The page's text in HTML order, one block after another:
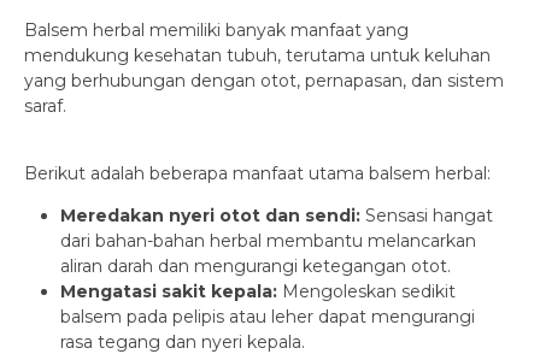
Balsem herbal memiliki banyak manfaat yang
mendukung kesehatan tubuh, terutama untuk keluhan
yang berhubungan dengan otot, pernapasan, dan sistem
saraf.
Berikut adalah beberapa manfaat utama balsem herbal:
Meredakan nyeri otot dan sendi: Sensasi hangat
dari bahan-bahan herbal membantu melancarkan
aliran darah dan mengurangi ketegangan otot.
Mengatasi sakit kepala: Mengoleskan sedikit
balsem pada pelipis atau leher dapat mengurangi
rasa tegang dan nyeri kepala.